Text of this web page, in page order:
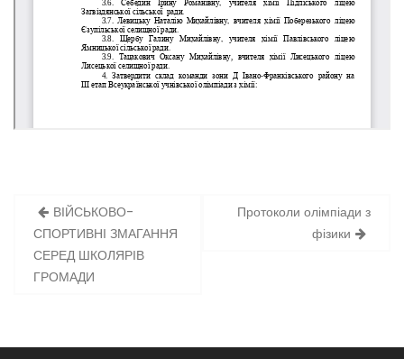
Навігація
записів
ВІЙСЬКОВО-
СПОРТИВНІ ЗМАГАННЯ
СЕРЕД ШКОЛЯРІВ
ГРОМАДИ
Протоколи олімпіади з
фізики